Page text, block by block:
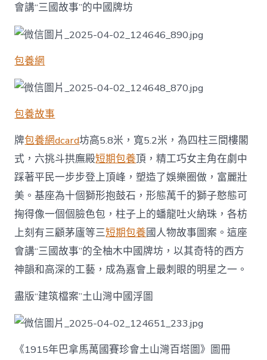
會講“三國故事”的中國牌坊
包養網
包養故事
牌包養網dcard坊高5.8米，寬5.2米，為四柱三間樓閣
式，六挑斗拱廡殿短期包養頂，精工巧女主角在劇中
踩著平民一步步登上頂峰，塑造了娛樂圈做，富麗壯
美。基座為十個獅形抱鼓石，形態萬千的獅子憨態可
掬得像一個個臉色包，柱子上的蟠龍吐火納珠，各枋
上刻有三顧茅廬等三短期包養國人物故事圖案。這座
會講“三國故事”的全柚木中國牌坊，以其奇特的西方
神韻和高深的工藝，成為嘉會上最刺眼的明星之一。
盡版“建筑檔案”土山灣中國浮圖
《1915年巴拿馬萬國賽珍會土山灣百塔圖》圖冊